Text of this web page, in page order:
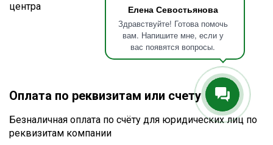
Елена Севостьянова
Здравствуйте! Готова помочь
вам. Напишите мне, если у
вас появятся вопросы.
центра
Оплата по реквизитам или счету
Безналичная оплата по счёту для юридических лиц по
реквизитам компании